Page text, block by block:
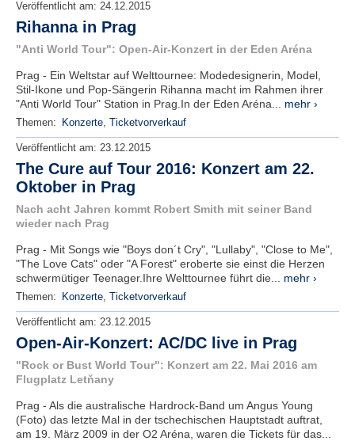
Veröffentlicht am: 24.12.2015
Rihanna in Prag
"Anti World Tour": Open-Air-Konzert in der Eden Aréna
Prag - Ein Weltstar auf Welttournee: Modedesignerin, Model,
Stil-Ikone und Pop-Sängerin Rihanna macht im Rahmen ihrer
"Anti World Tour" Station in Prag.In der Eden Aréna... mehr ›
Themen: Konzerte, Ticketvorverkauf
Veröffentlicht am: 23.12.2015
The Cure auf Tour 2016: Konzert am 22.
Oktober in Prag
Nach acht Jahren kommt Robert Smith mit seiner Band
wieder nach Prag
Prag - Mit Songs wie "Boys don´t Cry", "Lullaby", "Close to Me",
"The Love Cats" oder "A Forest" eroberte sie einst die Herzen
schwermütiger Teenager.Ihre Welttournee führt die... mehr ›
Themen: Konzerte, Ticketvorverkauf
Veröffentlicht am: 23.12.2015
Open-Air-Konzert: AC/DC live in Prag
"Rock or Bust World Tour": Konzert am 22. Mai 2016 am
Flugplatz Letňany
Prag - Als die australische Hardrock-Band um Angus Young
(Foto) das letzte Mal in der tschechischen Hauptstadt auftrat,
am 19. März 2009 in der O2 Aréna, waren die Tickets für das...